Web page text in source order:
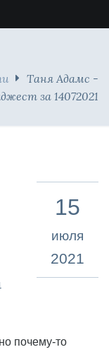
Таня Адамс -
за 14072021
15
июля
2021
почему-то